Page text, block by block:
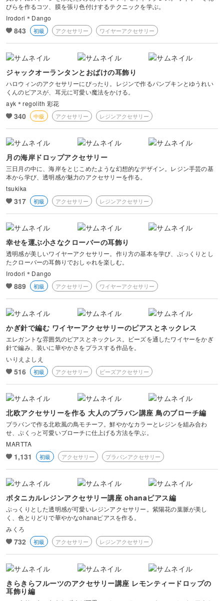
びらを作るコツ、膜を張り色付けするテクニックを学ぶ。
Irodori＊Dango
843 初級 アクセサリー ワイヤーアクセサリー
ジャックオーランタンとおばけの耳飾り
ハロウィンのアクセサリーにぴったり。レジンで作るパンプキンとゆうれい
くんのピアスが、耳元に可愛い魔法をかける。
ayk＊regolith 彩花
340 中級 アクセサリー レジンアクセサリー
月の海岸ドロップアクセサリー
三日月の中に、海岸をとじこめたような幻想的なデザイン。レジン手芸の基
本から学び、透明感が魅力のアクセサリーを作る。
tsukika
317 初級 アクセサリー レジンアクセサリー
幸せを運ぶ小さなクローバーの耳飾り
透明感が美しいワイヤーアクセサリー。作り方の基本を学び、ぷっくりとし
たクローバーの耳飾りでおしゃれを楽しむ。
Irodori＊Dango
889 初級 アクセサリー ワイヤーアクセサリー
かぎ針で編む ワイヤーアクセサリーのピアスとネックレス
エレガントな雰囲気のピアスとネックレス。ビーズを通したワイヤーをかぎ
針で編み、装いに華やかさをプラスする作品を。
いりえよしえ
516 初級 アクセサリー ビーズアクセサリー
北欧アクセサリーを作る 大人のプラバン講座 鳥のブローチ編
プラバンで作る北欧風の鳥モチーフ。鮮やかなカラーとレジンを組み合わ
せ、ぷくっと可愛いブローチに仕上げる方法を学ぶ。
MARTTA
1,131 初級 アクセサリー プラバンアクセサリー
ボタニカルレジンアクセサリー講座 ohanaピアス編
ぷっくりとした透明感が可愛いレジンアクセサリー。紫陽花の葉脈が美し
く、色とりどりで華やかなohanaピアスを作る。
みくろ
732 初級 アクセサリー レジンアクセサリー
きらきらフルーツのアクセサリー講座 レモンティードロップの
耳飾り編